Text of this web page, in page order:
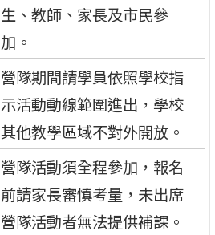
生、教師、家長及市民參
加。
營隊期間請學員依照學校指
示活動動線範圍進出，學校
其他教學區域不對外開放。
營隊活動須全程參加，報名
前請家長審慎考量，未出席
營隊活動者無法提供補課。